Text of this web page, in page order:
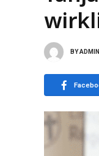
BYADMIN